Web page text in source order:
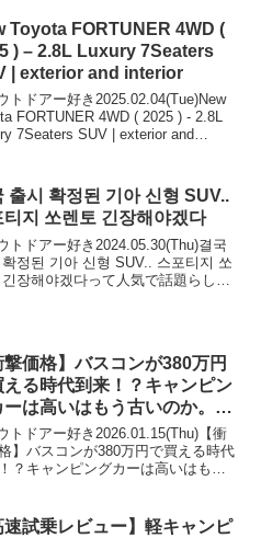
す！3:アウトド...
Toyota FORTUNER 4WD (
) – 2.8L Luxury 7Seaters
| exterior and interior
トドアー好き2025.02.04(Tue)New
FORTUNER 4WD ( 2025 ) - 2.8L
7Seaters SUV | exterior and
출시 확정된 기아 신형 SUV..
티지 쏘렌토 긴장해야겠다
トドアー好き2024.05.30(Thu)결국
정된 기아 신형 SUV.. 스포티지 쏘
장해야겠다って人気で話題らしい
撃価格】バスコンが380万円
える時代到来！？キャンピン
ーは高いはもう古いのか。50
らでも夢を叶えられるキャン
グカーが入庫！！
トドアー好き2026.01.15(Thu)【衝
】バスコンが380万円で買える時代
？キャンピングカーは高いはもう
らしいぞ、見逃さないで！！2:ア...
速試乗レビュー】軽キャンピ